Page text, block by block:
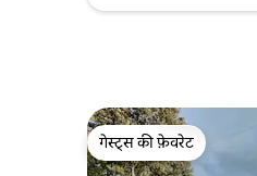
गेस्ट्स की फ़ेवरेट
गेस्ट्स की फ़ेवरेट